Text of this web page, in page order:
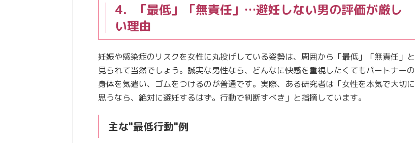
4．「最低」「無責任」…避妊しない男の評価が厳し
い理由
妊娠や感染症のリスクを女性に丸投げしている姿勢は、周囲から「最低」「無責任」と
見られて当然でしょう。誠実な男性なら、どんなに快感を重視したくてもパートナーの
身体を気遣い、ゴムをつけるのが普通です。実際、ある研究者は「女性を本気で大切に
思うなら、絶対に避妊するはず。行動で判断すべき」と指摘しています。
主な"最低行動"例